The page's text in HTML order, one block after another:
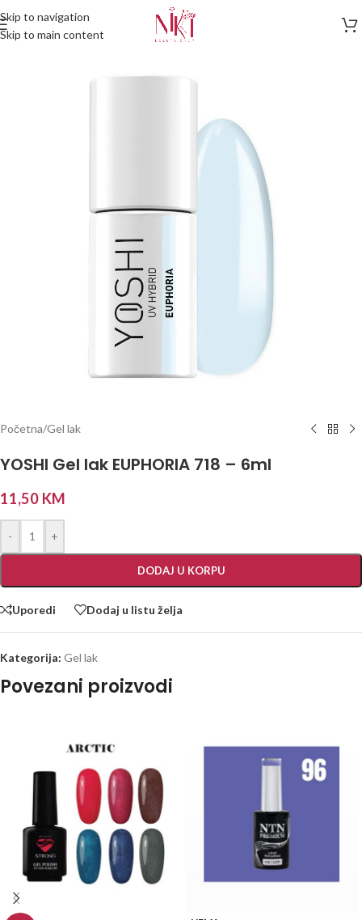
Skip to navigation
Skip to main content
Početna/Gel lak
YOSHI Gel lak EUPHORIA 718 – 6ml
11,50 KM
- +
DODAJ U KORPU
Uporedi Dodaj u listu želja
Kategorija: Gel lak
Povezani proizvodi